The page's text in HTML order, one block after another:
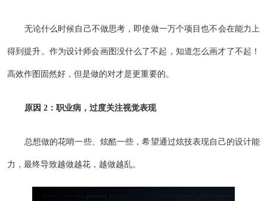
无论什么时候自己不做思考，即使做一万个项目也不会在能力上
得到提升。作为设计师会画图没什么了不起，知道怎么画才了不起！
高效作图固然好，但是做的对才是更重要的。
原因 2：职业病，过度关注视觉表现
总想做的花哨一些、炫酷一些，希望通过炫技表现自己的设计能
力，最终导致越做越花，越做越乱。